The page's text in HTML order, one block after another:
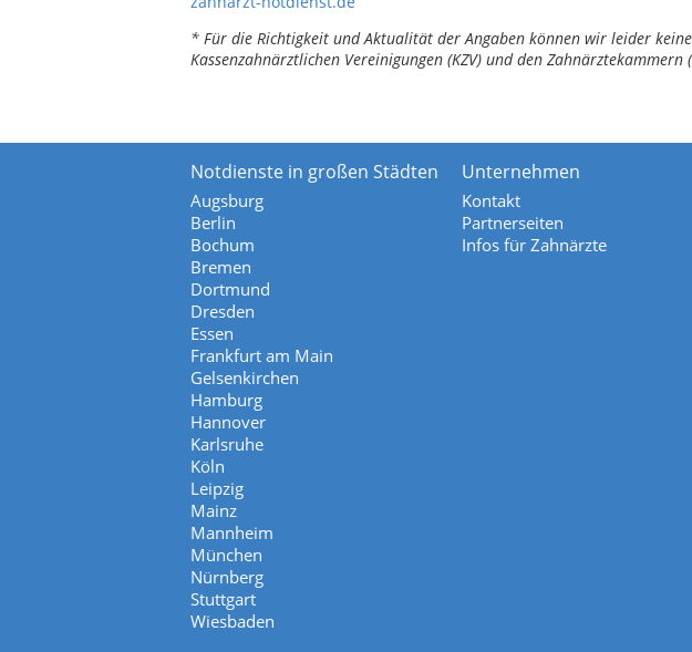
* Für die Richtigkeit und Aktualität der Angaben können wir leider
Kassenzahnärztlichen Vereinigungen (KZV) und den
Notdienste in großen Städten
Augsburg
Berlin
Bochum
Bremen
Dortmund
Dresden
Essen
Frankfurt am Main
Gelsenkirchen
Hamburg
Hannover
Karlsruhe
Köln
Leipzig
Mainz
Mannheim
München
Nürnberg
Stuttgart
Wiesbaden
Unternehmen
Kontakt
Partnerseiten
Infos für Zahnärzte